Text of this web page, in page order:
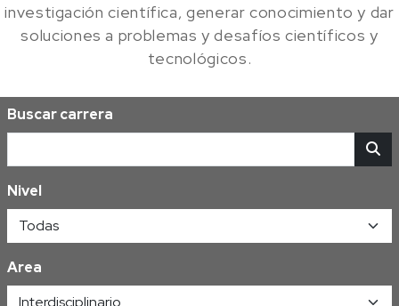
investigación científica, generar conocimiento y dar
soluciones a problemas y desafíos científicos y
tecnológicos.
Buscar carrera
Nivel
Area